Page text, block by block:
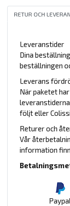
RETUR OCH
Leveranstider
Dina
beställningen
Leverans
När paketet
följt eller
Returer och
Vår
information